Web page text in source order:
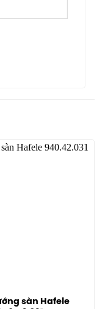
sàn Hafele